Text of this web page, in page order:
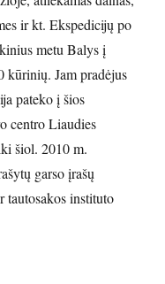
ir kt. Ekspedicijų po
metu Balys į
kūrinių. Jam pradėjus
pateko į šios
centro Liaudies
šiol. 2010 m.
garso įrašų
tautosakos instituto